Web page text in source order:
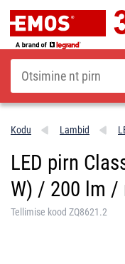
Otsi
Kodu Lambid
LED pirn
W) / 200 lm /
Tellimise kood ZQ8621.2